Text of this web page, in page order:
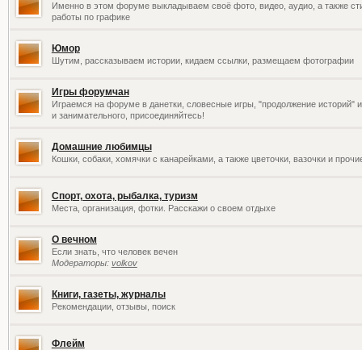
Именно в этом форуме выкладываем своё фото, видео, аудио, а также
работы по графике
Юмор
Шутим, рассказываем истории, кидаем ссылки, размещаем фотографии
Игры форумчан
Играемся на форуме в данетки, словесные игры, "продолжение историй"
и занимательного, присоединяйтесь!
Домашние любимцы
Кошки, собаки, хомячки с канарейками, а также цветочки, вазочки и
Спорт, охота, рыбалка, туризм
Места, организация, фотки. Расскажи о своем отдыхе
О вечном
Если знать, что человек вечен
Модераторы: volkov
Книги, газеты, журналы
Рекомендации, отзывы, поиск
Флейм